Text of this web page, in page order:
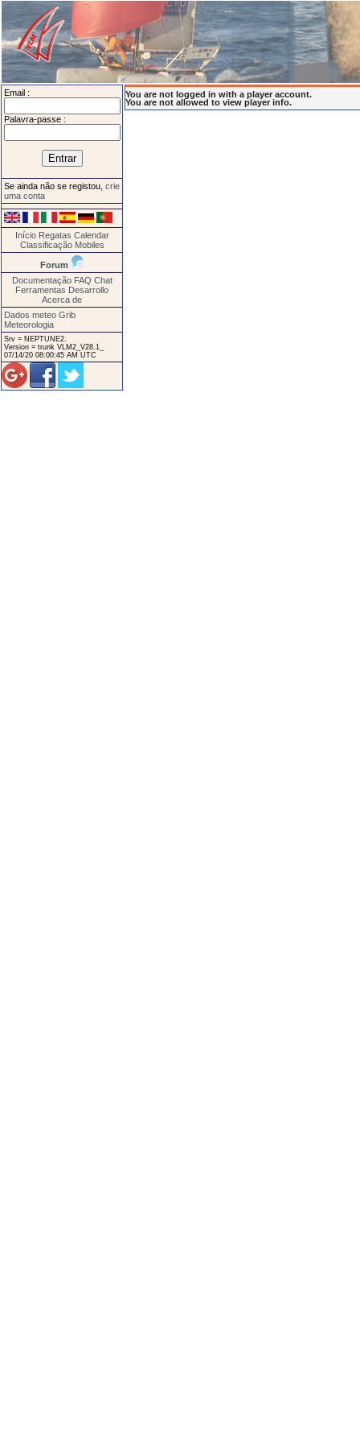
Email :
Palavra-passe :
Se ainda não se registou, crie
uma conta
Início Regatas Calendar
Classificação Mobiles
Forum
Documentação FAQ Chat
Ferramentas Desarrollo
Acerca de
Dados meteo Grib
Meteorologia
Srv = NEPTUNE2.
Version = trunk VLM2_V28.1_
07/14/20 08:00:45 AM UTC
You are not logged in with a player account.
You are not allowed to view player info.